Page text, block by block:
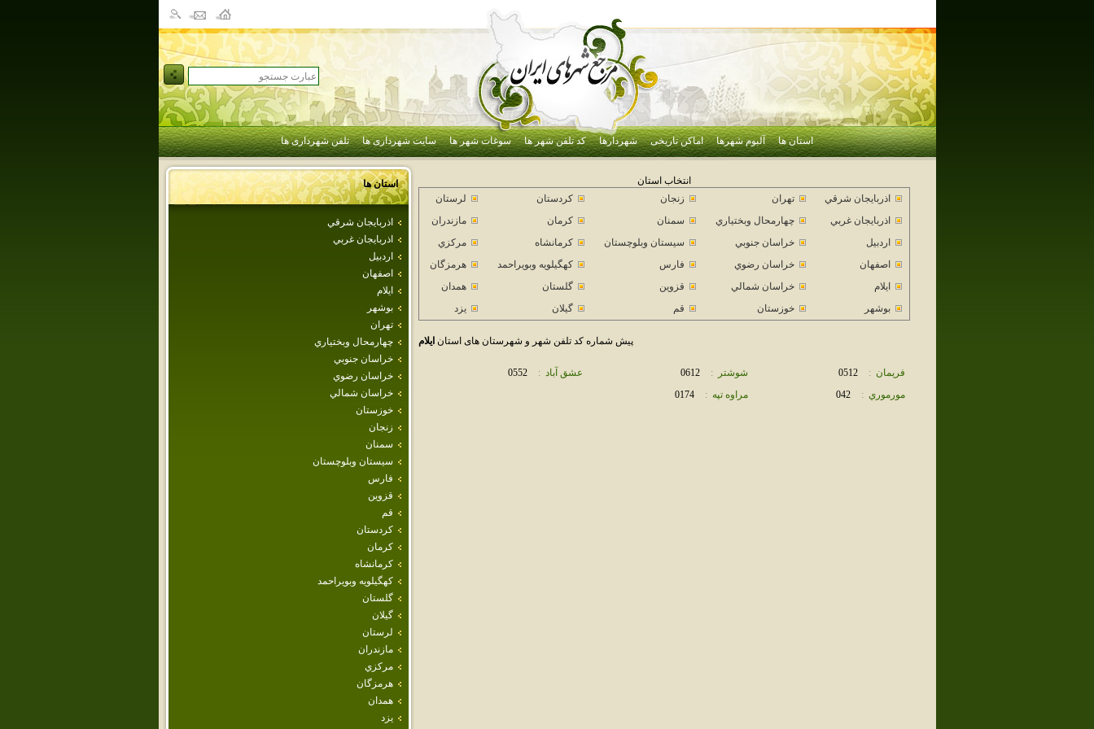
استان ها آلبوم شهرها اماکن تاریخی شهردارها کد تلفن شهر ها سوغات شهر ها سایت شهرداری ها تلفن شهرداری ها
استان ها
اذربايجان شرقي
اذربايجان غربي
اردبيل
اصفهان
ايلام
بوشهر
تهران
چهارمحال وبختياري
خراسان جنوبي
خراسان رضوي
خراسان شمالي
خوزستان
زنجان
سمنان
سيستان وبلوچستان
فارس
قزوين
قم
كردستان
كرمان
كرمانشاه
كهگيلويه وبويراحمد
گلستان
گيلان
لرستان
مازندران
مركزي
هرمزگان
همدان
يزد
انتخاب استان
اذربايجان شرقي
تهران زنجان كردستان
لرستان
اذربايجان غربي
چهارمحال وبختياري سمنان كرمان
مازندران
اردبيل
خراسان جنوبي سيستان وبلوچستان كرمانشاه
مركزي
اصفهان
خراسان رضوي فارس كهگيلويه وبويراحمد
هرمزگان
ايلام
خراسان شمالي قزوين گلستان
همدان
بوشهر
خوزستان قم گيلان يزد
پیش شماره کد تلفن شهر و شهرستان های استان ايلام
فريمان :
0512 شوشتر :
0612 عشق آباد :
0552
مورموري :
042 مراوه تپه :
0174